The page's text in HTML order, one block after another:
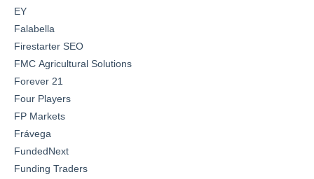
EY
Falabella
Firestarter SEO
FMC Agricultural Solutions
Forever 21
Four Players
FP Markets
Frávega
FundedNext
Funding Traders